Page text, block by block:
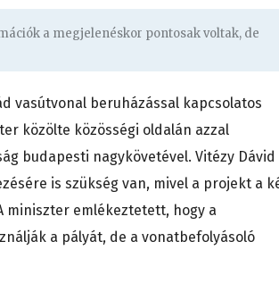
a megjelenéskor pontosak voltak, de
vasútvonal beruházással kapcsolatos
közölte közösségi oldalán azzal
budapesti nagykövetével. Vitézy Dávid
is szükség van, mivel a projekt a
miniszter emlékeztetett, hogy a
a pályát, de a vonatbefolyásoló